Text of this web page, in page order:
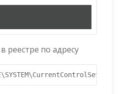
реестре по адресу